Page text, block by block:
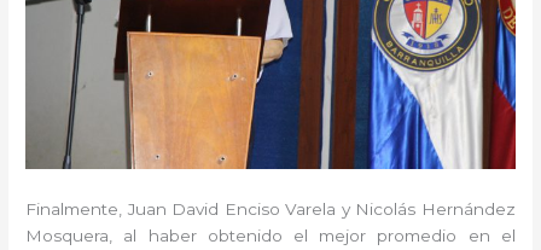
Finalmente, Juan David Enciso Varela y Nicolás Hernández
Mosquera, al haber obtenido el mejor promedio en el